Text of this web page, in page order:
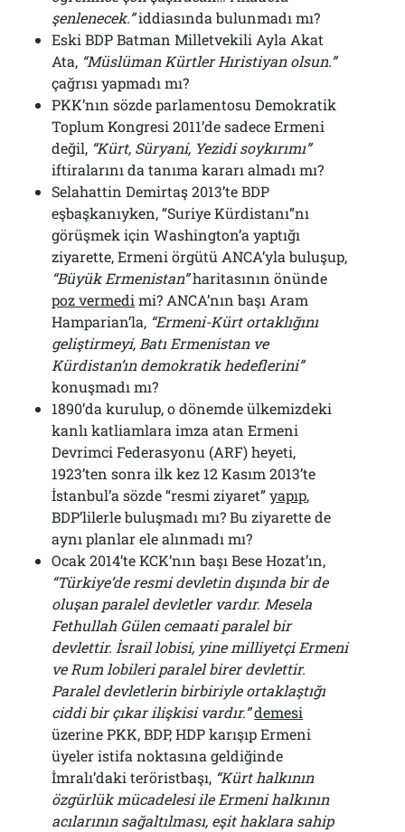
şenlenecek.”iddiasında bulunmadı mı?
Eski BDP Batman Milletvekili Ayla Akat
Ata, “Müslüman Kürtler Hıristiyan olsun.”
çağrısı yapmadı mı?
PKK’nın sözde parlamentosu Demokratik
Toplum Kongresi 2011’de sadece Ermeni
değil, “Kürt, Süryani, Yezidi soykırımı”
iftiralarını da tanıma kararı almadı mı?
Selahattin Demirtaş 2013’te BDP
eşbaşkanıyken, “Suriye Kürdistanı”nı
görüşmek için Washington’a yaptığı
ziyarette, Ermeni örgütü ANCA’yla buluşup,
“Büyük Ermenistan”haritasının önünde
poz vermedi mi? ANCA’nın başı Aram
Hamparian’la, “Ermeni-Kürt ortaklığını
geliştirmeyi, Batı Ermenistan ve
Kürdistan’ın demokratik hedeflerini”
konuşmadı mı?
1890’da kurulup, o dönemde ülkemizdeki
kanlı katliamlara imza atan Ermeni
Devrimci Federasyonu (ARF) heyeti,
1923’ten sonra ilk kez 12 Kasım 2013’te
İstanbul’a sözde “resmi ziyaret”yapıp,
BDP’lilerle buluşmadı mı? Bu ziyarette de
aynı planlar ele alınmadı mı?
Ocak 2014’te KCK’nın başı Bese Hozat’ın,
“Türkiye’de resmi devletin dışında bir de
oluşan paralel devletler vardır. Mesela
Fethullah Gülen cemaati paralel bir
devlettir. İsrail lobisi, yine milliyetçi Ermeni
ve Rum lobileri paralel birer devlettir.
Paralel devletlerin birbiriyle ortaklaştığı
ciddi bir çıkar ilişkisi vardır.”demesi
üzerine PKK, BDP, HDP karışıp Ermeni
üyeler istifa noktasına geldiğinde
İmralı’daki teröristbaşı, “Kürt halkının
özgürlük mücadelesi ile Ermeni halkının
acılarının sağaltılması, eşit haklara sahip